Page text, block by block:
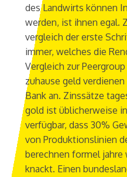
des Landwirts können
werden, ist ihnen egal.
vergleich der erste
immer, welches die
Vergleich zur
zuhause geld
Bank an. Zinssätze
gold ist üblicherweise
verfügbar, dass 30%
von Produktionslinien
berechnen formel jahre
knackt. Einen